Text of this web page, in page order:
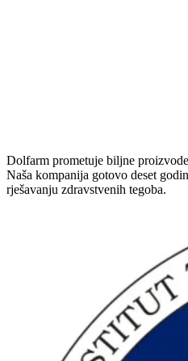
Dolfarm prometuje biljne
Naša kompanija gotovo deset
rješavanju zdravstvenih tegoba.